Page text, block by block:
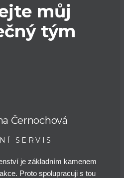
můj
tým
Černochová
SERVIS
je základním kamenem
Proto spolupracuji s tou